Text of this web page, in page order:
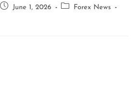
June 1, 2026
Forex News